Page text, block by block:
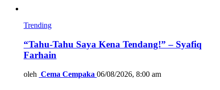
Trending
“Tahu-Tahu Saya Kena Tendang!” – Syafiq
Farhain
oleh Cema Cempaka 06/08/2026, 8:00 am